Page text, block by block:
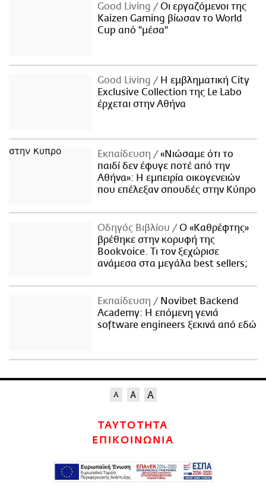
Good Living
Οι εργαζόμενοι της
Kaizen Gaming βίωσαν το World
Cup από "μέσα"
Good Living
Η εμβληματική City
Exclusive Collection της Le Labo
έρχεται στην Αθήνα
Εκπαίδευση
«Νιώσαμε ότι το
παιδί δεν έφυγε ποτέ από την
Αθήνα»: Η εμπειρία οικογενειών
που επέλεξαν σπουδές στην Κύπρο
Οδηγός Βιβλίου
Ο «Καθρέφτης»
βρέθηκε στην κορυφή της
Bookvoice. Τι τον ξεχώρισε
ανάμεσα στα μεγάλα best sellers;
Εκπαίδευση
Novibet Backend
Academy: Η επόμενη γενιά
software engineers ξεκινά από εδώ
ΤΑΥΤΟΤΗΤΑ
ΕΠΙΚΟΙΝΩΝΙΑ